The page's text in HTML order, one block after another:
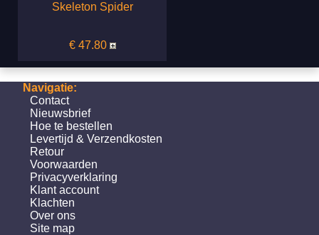
Skeleton Spider
€ 47.80
Navigatie:
Contact
Nieuwsbrief
Hoe te bestellen
Levertijd & Verzendkosten
Retour
Voorwaarden
Privacyverklaring
Klant account
Klachten
Over ons
Site map